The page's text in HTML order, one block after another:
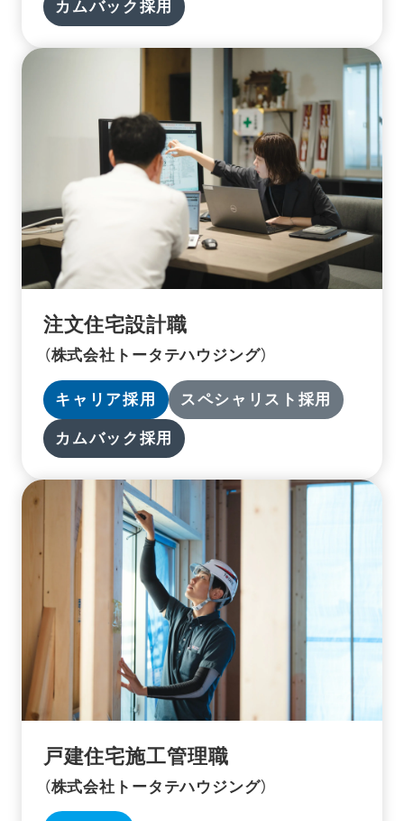
カムバック採用
注文住宅設計職
（株式会社トータテハウジング）
キャリア採用 スペシャリスト採用
カムバック採用
戸建住宅施工管理職
（株式会社トータテハウジング）